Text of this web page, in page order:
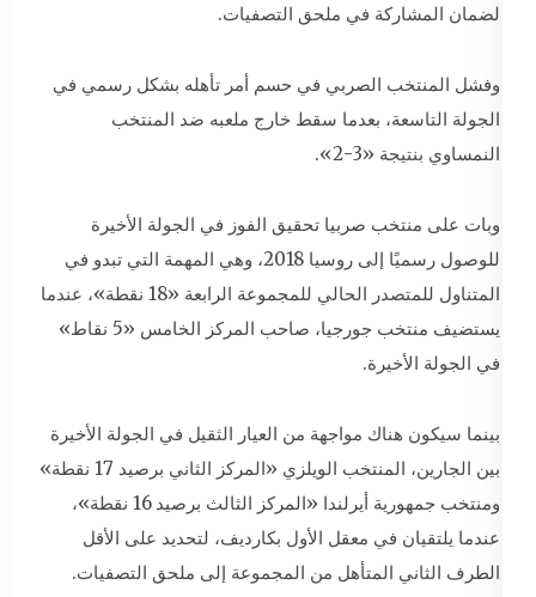
لضمان المشاركة في ملحق التصفيات.
وفشل المنتخب الصربي في حسم أمر تأهله بشكل رسمي في
الجولة التاسعة، بعدما سقط خارج ملعبه ضد المنتخب
النمساوي بنتيجة «3-2».
وبات على منتخب صربيا تحقيق الفوز في الجولة الأخيرة
للوصول رسميًا إلى روسيا 2018، وهي المهمة التي تبدو في
المتناول للمتصدر الحالي للمجموعة الرابعة «18 نقطة»، عندما
يستضيف منتخب جورجيا، صاحب المركز الخامس «5 نقاط»
في الجولة الأخيرة.
بينما سيكون هناك مواجهة من العيار الثقيل في الجولة الأخيرة
بين الجارين، المنتخب الويلزي «المركز الثاني برصيد 17 نقطة»
ومنتخب جمهورية أيرلندا «المركز الثالث برصيد 16 نقطة»،
عندما يلتقيان في معقل الأول بكارديف، لتحديد على الأقل
الطرف الثاني المتأهل من المجموعة إلى ملحق التصفيات.